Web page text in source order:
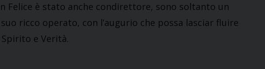
Felice è stato anche condirettore, sono soltanto un
ricco operato, con l’augurio che possa lasciar fluire
e Verità.